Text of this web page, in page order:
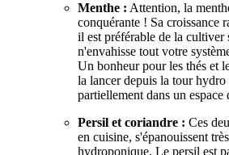
Menthe : Attention, la
conquérante ! Sa croissance
il est préférable de la cultiver
n'envahisse tout votre
Un bonheur pour les thés et
la lancer depuis la tour hydro
partiellement dans un espace
Persil et coriandre : Ces
en cuisine, s'épanouissent
hydroponique. Le persil est